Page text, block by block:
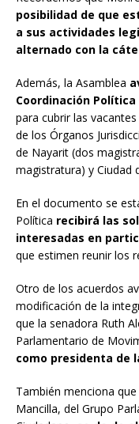
posibilidad de que
a sus actividades
alternado con la
Además, la Asamblea
Coordinación Política
para cubrir las
de los Órganos
de Nayarit (dos
magistratura) y Ciudad
En el documento se
Política recibirá las
interesadas en
que estimen reunir los
Otro de los acuerdos
modificación de la
que la senadora Ruth
Parlamentario de
como presidenta de
También menciona
Mancilla, del Grupo